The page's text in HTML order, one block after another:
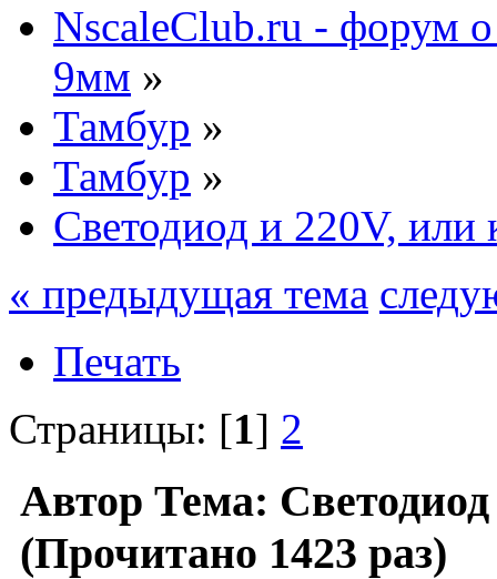
NscaleClub.ru - форум
9мм »
Тамбур »
Тамбур »
Светодиод и 220V, или
« предыдущая тема
Печать
Страницы: [1] 2
Автор Тема:
(Прочитано 1423 раз)